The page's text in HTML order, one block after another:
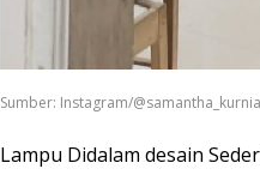
Sumber: Instagram/@samantha_kurnia
Lampu Didalam desain